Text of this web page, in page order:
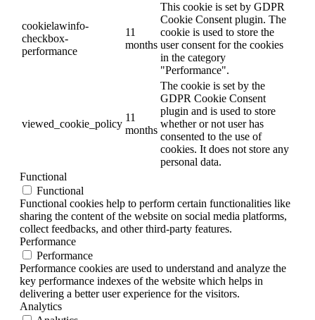
cookielawinfo-
checkbox-
performance
11
months
This cookie is set by GDPR
Cookie Consent plugin. The
cookie is used to store the
user consent for the cookies
in the category
"Performance".
viewed_cookie_policy
11
months
The cookie is set by the
GDPR Cookie Consent
plugin and is used to store
whether or not user has
consented to the use of
cookies. It does not store any
personal data.
Functional
Functional
Functional cookies help to perform certain functionalities like
sharing the content of the website on social media platforms,
collect feedbacks, and other third-party features.
Performance
Performance
Performance cookies are used to understand and analyze the
key performance indexes of the website which helps in
delivering a better user experience for the visitors.
Analytics